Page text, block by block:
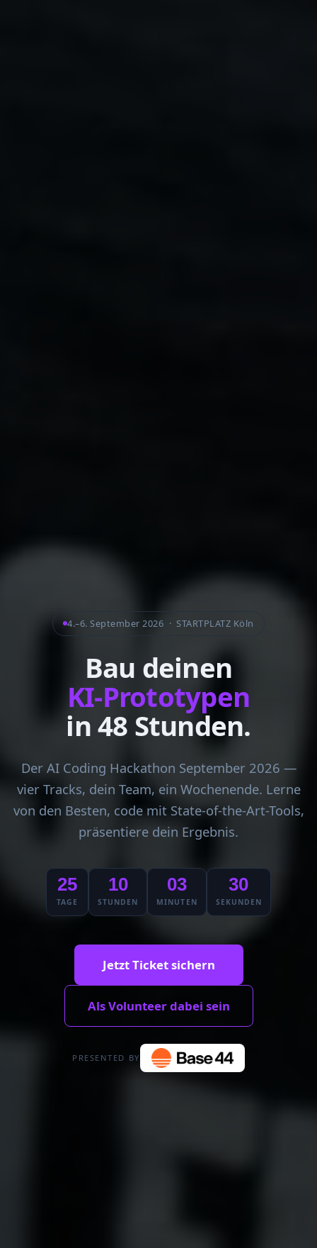
4.–6. September 2026 · STARTPLATZ Köln
Bau deinen
KI-Prototypen
in 48 Stunden.
Der AI Coding Hackathon September 2026 —
vier Tracks, dein Team, ein Wochenende. Lerne
von den Besten, code mit State-of-the-Art-Tools,
präsentiere dein Ergebnis.
25
TAGE
10
STUNDEN
03
MINUTEN
29
SEKUNDEN
Jetzt Ticket sichern
Als Volunteer dabei sein
PRESENTED BY